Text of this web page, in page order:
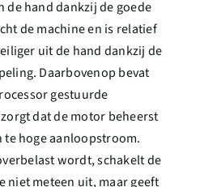
de hand dankzij de goede
de machine en is relatief
uit de hand dankzij de
Daarbovenop bevat
gestuurde
dat de motor beheerst
hoge aanloopstroom.
wordt, schakelt de
niet meteen uit, maar geeft